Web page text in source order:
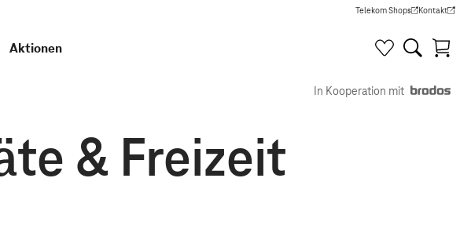
Telekom Shops
(Wird in einem neuen Tab
Kontakt
(Wird in
Aktionen
In Kooperation mit
& Freizeit